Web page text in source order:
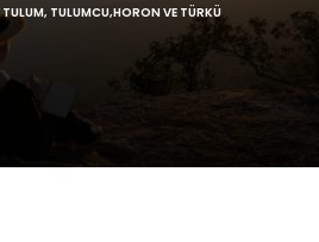
TULUM, TULUMCU,HORON VE TÜRKÜ